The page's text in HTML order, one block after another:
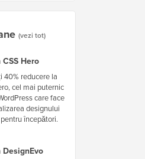
(vezi tot)
Hero
40% reducere la
cel mai puternic
care face
designului
începători.
DesignEvo